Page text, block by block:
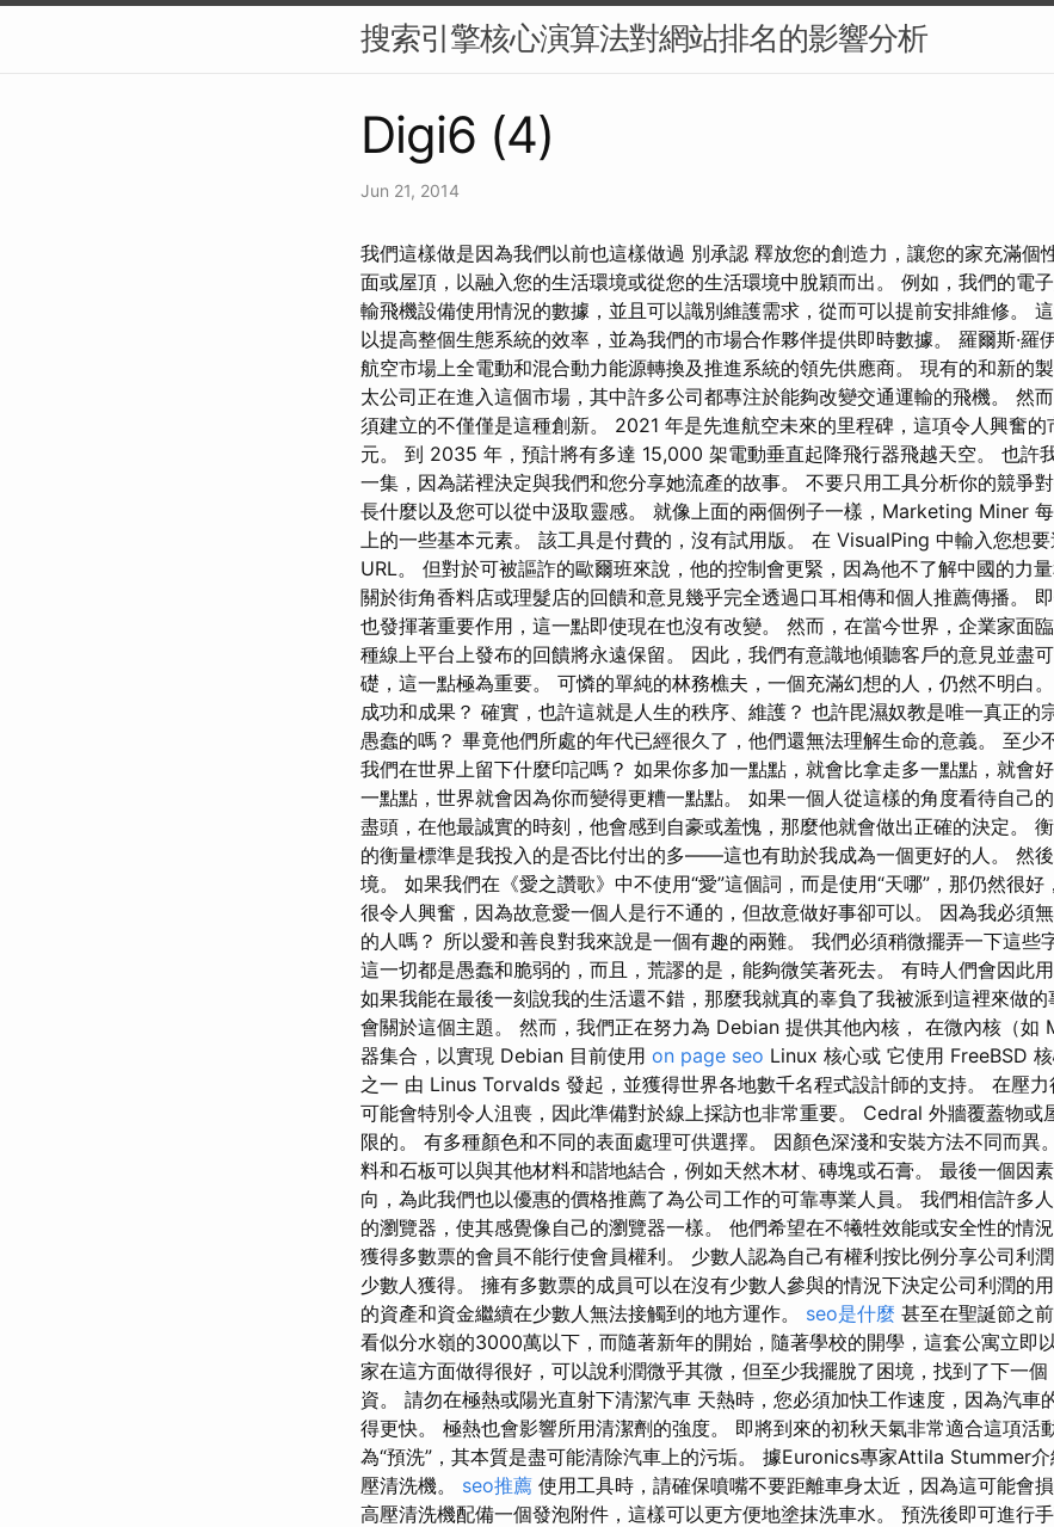
搜索引擎核心演算法對網站排名的影響分析
Digi6 (4)
Jun 21, 2014
我們這樣做是因為我們以前也這樣做過 別承認 釋放您的創造力，讓您的家充滿個
面或屋頂，以融入您的生活環境或從您的生活環境中脫穎而出。 例如，我們的電
輸飛機設備使用情況的數據，並且可以識別維護需求，從而可以提前安排維修。
以提高整個生態系統的效率，並為我們的市場合作夥伴提供即時數據。 羅爾斯·羅
航空市場上全電動和混合動力能源轉換及推進系統的領先供應商。 現有的和新的
太公司正在進入這個市場，其中許多公司都專注於能夠改變交通運輸的飛機。 然
須建立的不僅僅是這種創新。 2021 年是先進航空未來的里程碑，這項令人興奮
元。 到 2035 年，預計將有多達 15,000 架電動垂直起降飛行器飛越天空。 也許
一集，因為諾裡決定與我們和您分享她流產的故事。 不要只用工具分析你的競爭
長什麼以及您可以從中汲取靈感。 就像上面的兩個例子一樣，Marketing Miner
上的一些基本元素。 該工具是付費的，沒有試用版。 在 VisualPing 中輸入您想
URL。 但對於可被謳詐的歐爾班來說，他的控制會更緊，因為他不了解中國的力
關於街角香料店或理髮店的回饋和意見幾乎完全透過口耳相傳和個人推薦傳播。
也發揮著重要作用，這一點即使現在也沒有改變。 然而，在當今世界，企業家面
種線上平台上發布的回饋將永遠保留。 因此，我們有意識地傾聽客戶的意見並盡
礎，這一點極為重要。 可憐的單純的林務樵夫，一個充滿幻想的人，仍然不明白。
成功和成果？ 確實，也許這就是人生的秩序、維護？ 也許毘濕奴教是唯一真正的
愚蠢的嗎？ 畢竟他們所處的年代已經很久了，他們還無法理解生命的意義。 至少
我們在世界上留下什麼印記嗎？ 如果你多加一點點，就會比拿走多一點點，就會
一點點，世界就會因為你而變得更糟一點點。 如果一個人從這樣的角度看待自己
盡頭，在他最誠實的時刻，他會感到自豪或羞愧，那麼他就會做出正確的決定。
的衡量標準是我投入的是否比付出的多——這也有助於我成為一個更好的人。 然
境。 如果我們在《愛之讚歌》中不使用“愛”這個詞，而是使用“天哪”，那仍然很
很令人興奮，因為故意愛一個人是行不通的，但故意做好事卻可以。 因為我必須
的人嗎？ 所以愛和善良對我來說是一個有趣的兩難。 我們必須稍微擺弄一下這些
這一切都是愚蠢和脆弱的，而且，荒謬的是，能夠微笑著死去。 有時人們會因此
如果我能在最後一刻說我的生活還不錯，那麼我就真的辜負了我被派到這裡來做
會關於這個主題。 然而，我們正在努力為 Debian 提供其他內核， 在微內核（如
器集合，以實現 Debian 目前使用 on page seo Linux 核心或 它使用 FreeBSD
之一 由 Linus Torvalds 發起，並獲得世界各地數千名程式設計師的支持。 在壓
可能會特別令人沮喪，因此準備對於線上採訪也非常重要。 Cedral 外牆覆蓋物或
限的。 有多種顏色和不同的表面處理可供選擇。 因顏色深淺和安裝方法不同而異
料和石板可以與其他材料和諧地結合，例如天然木材、磚塊或石膏。 最後一個因
向，為此我們也以優惠的價格推薦了為公司工作的可靠專業人員。 我們相信許多
的瀏覽器，使其感覺像自己的瀏覽器一樣。 他們希望在不犧牲效能或安全性的情
獲得多數票的會員不能行使會員權利。 少數人認為自己有權利按比例分享公司利
少數人獲得。 擁有多數票的成員可以在沒有少數人參與的情況下決定公司利潤的
的資產和資金繼續在少數人無法接觸到的地方運作。 seo是什麼 甚至在聖誕節之
看似分水嶺的3000萬以下，而隨著新年的開始，隨著學校的開學，這套公寓立即
家在這方面做得很好，可以說利潤微乎其微，但至少我擺脫了困境，找到了下一
資。 請勿在極熱或陽光直射下清潔汽車 天熱時，您必須加快工作速度，因為汽車
得更快。 極熱也會影響所用清潔劑的強度。 即將到來的初秋天氣非常適合這項活
為“預洗”，其本質是盡可能清除汽車上的污垢。 據Euronics專家Attila Stummer
壓清洗機。 seo推薦 使用工具時，請確保噴嘴不要距離車身太近，因為這可能會
高壓清洗機配備一個發泡附件，這樣可以更方便地塗抹洗車水。 預洗後即可進行